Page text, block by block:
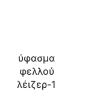
ύφασμα
φελλού
λέιζερ-1